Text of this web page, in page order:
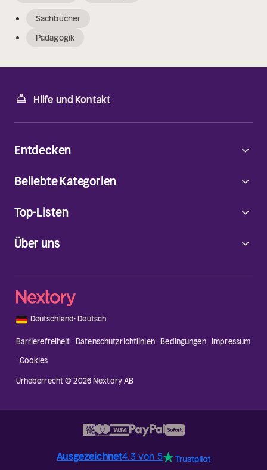
Sachbücher
Pädagogik
Hilfe und Kontakt
Über uns
Entdecken
Beliebte Kategorien
Top-Listen
🇩🇪 Deutschland·Deutsch
Barrierefreiheit ·Datenschutzrichtlinien·Bedingungen· Impressum
·Cookies
Urheberrecht © 2026 Nextory AB
Ausgezeichnet4.3 von 5